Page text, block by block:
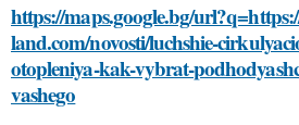
https://maps.google.bg/
land.com/novosti/luchshie-
otopleniya-kak-vybrat-
vashego